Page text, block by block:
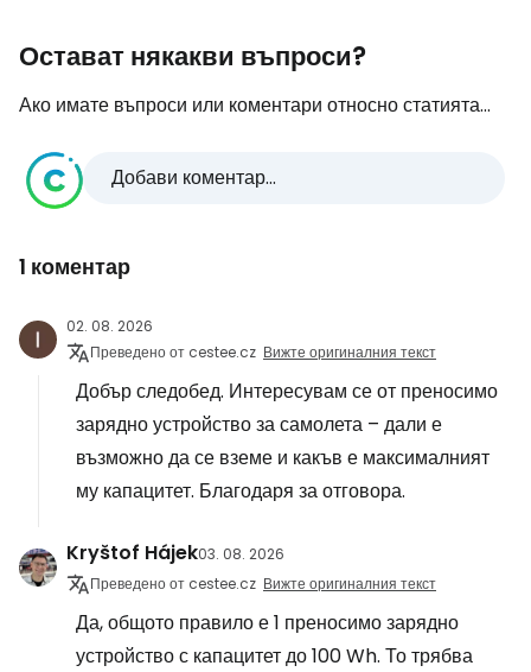
Остават някакви въпроси?
Ако имате въпроси или коментари относно статията...
Добави коментар...
1 коментар
02. 08. 2026
Преведено от cestee.cz Вижте оригиналния текст
Добър следобед. Интересувам се от преносимо
зарядно устройство за самолета – дали е
възможно да се вземе и какъв е максималният
му капацитет. Благодаря за отговора.
Kryštof Hájek03. 08. 2026
Преведено от cestee.cz Вижте оригиналния текст
Да, общото правило е 1 преносимо зарядно
устройство с капацитет до 100 Wh. То трябва